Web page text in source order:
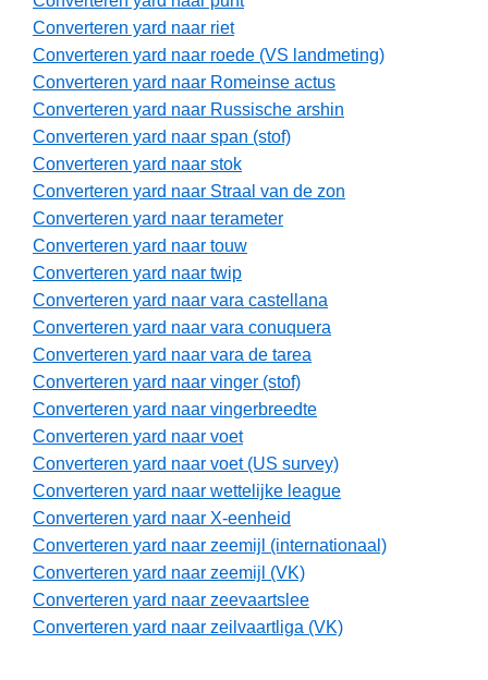
Converteren yard naar riet
Converteren yard naar roede (VS landmeting)
Converteren yard naar Romeinse actus
Converteren yard naar Russische arshin
Converteren yard naar span (stof)
Converteren yard naar stok
Converteren yard naar Straal van de zon
Converteren yard naar terameter
Converteren yard naar touw
Converteren yard naar twip
Converteren yard naar vara castellana
Converteren yard naar vara conuquera
Converteren yard naar vara de tarea
Converteren yard naar vinger (stof)
Converteren yard naar vingerbreedte
Converteren yard naar voet
Converteren yard naar voet (US survey)
Converteren yard naar wettelijke league
Converteren yard naar X-eenheid
Converteren yard naar zeemijl (internationaal)
Converteren yard naar zeemijl (VK)
Converteren yard naar zeevaartslee
Converteren yard naar zeilvaartliga (VK)